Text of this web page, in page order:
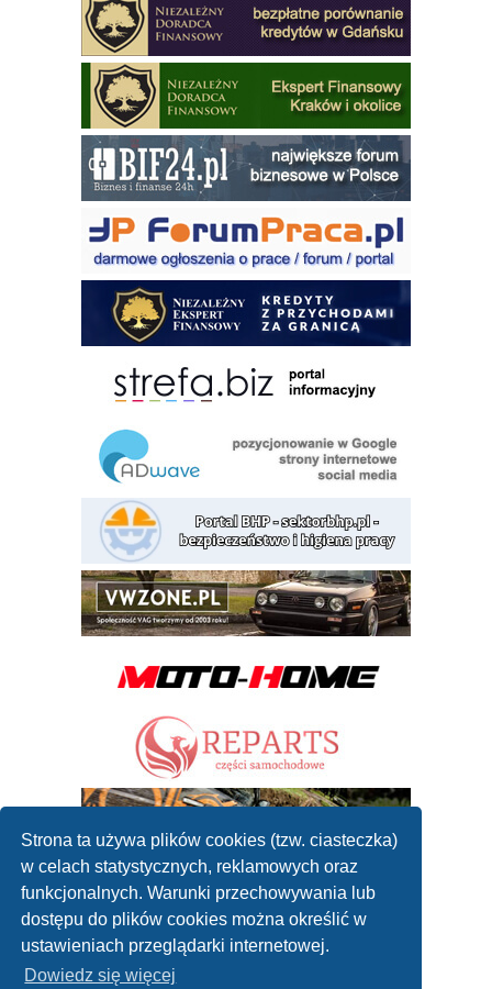
Strona ta używa plików cookies (tzw. ciasteczka)
w celach statystycznych, reklamowych oraz
funkcjonalnych. Warunki przechowywania lub
dostępu do plików cookies można określić w
ustawieniach przeglądarki internetowej.
Dowiedz się więcej